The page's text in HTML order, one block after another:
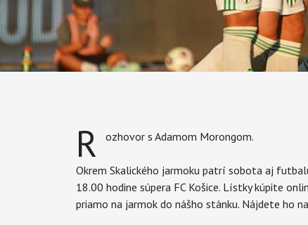
R ozhovor s Adamom Morongom.
Okrem Skalického jarmoku patrí sobota aj
18.00 hodine súpera FC Košice. Lístky kúpite
priamo na jarmok do nášho stánku. Nájdete ho